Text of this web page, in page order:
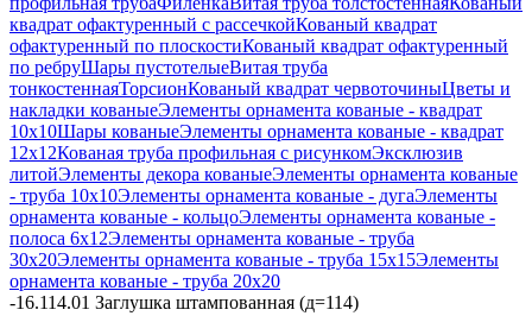
квадрат офактуренный с рассечкойКованый квадрат
офактуренный по плоскостиКованый квадрат офактуренный
по ребруШары пустотелыеВитая труба
тонкостеннаяТорсионКованый квадрат червоточиныЦветы и
накладки кованыеЭлементы орнамента кованые - квадрат
10х10Шары кованыеЭлементы орнамента кованые - квадрат
12х12Кованая труба профильная с рисункомЭксклюзив
литойЭлементы декора кованыеЭлементы орнамента кованые
- труба 10х10Элементы орнамента кованые - дугаЭлементы
орнамента кованые - кольцоЭлементы орнамента кованые -
полоса 6х12Элементы орнамента кованые - труба
30х20Элементы орнамента кованые - труба 15х15Элементы
орнамента кованые - труба 20х20
-16.114.01 Заглушка штампованная (д=114)